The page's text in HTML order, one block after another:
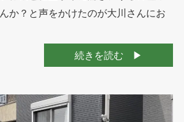
か？と声をかけたのが大川さんにお
続きを読む